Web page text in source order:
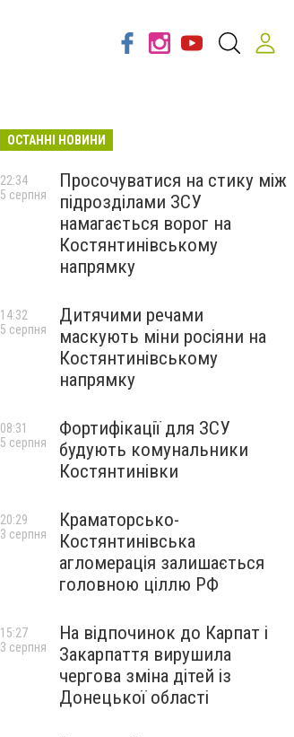
ОСТАННІ НОВИНИ
Просочуватися на стику між
підрозділами ЗСУ
намагається ворог на
Костянтинівському
напрямку
22:34
5 серпня
Дитячими речами
маскують міни росіяни на
Костянтинівському
напрямку
14:32
5 серпня
Фортифікації для ЗСУ
будують комунальники
Костянтинівки
08:31
5 серпня
Краматорсько-
Костянтинівська
агломерація залишається
головною ціллю РФ
20:29
3 серпня
На відпочинок до Карпат і
Закарпаття вирушила
чергова зміна дітей із
Донецької області
15:27
3 серпня